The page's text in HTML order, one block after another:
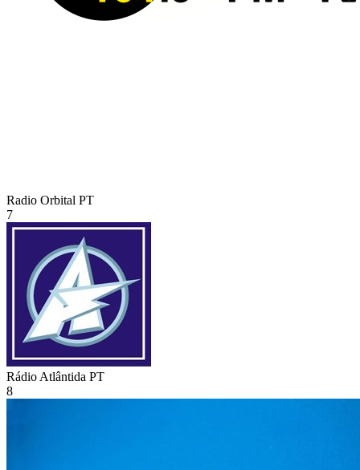
Radio Orbital PT
7
Rádio Atlântida PT
8